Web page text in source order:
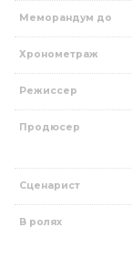
Меморандум до
Хронометраж
Режиссер
Продюсер
Сценарист
В ролях